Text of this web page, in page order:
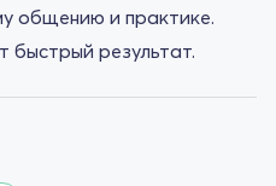
общению и практике.
быстрый результат.